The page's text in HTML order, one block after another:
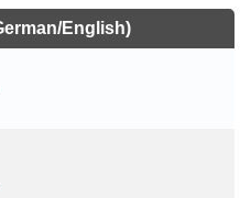
English)